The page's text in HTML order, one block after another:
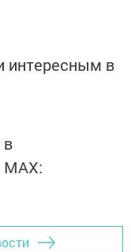
интересным в
в
MАХ: